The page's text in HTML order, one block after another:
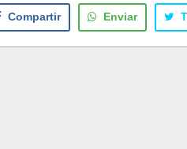
Compartir Enviar